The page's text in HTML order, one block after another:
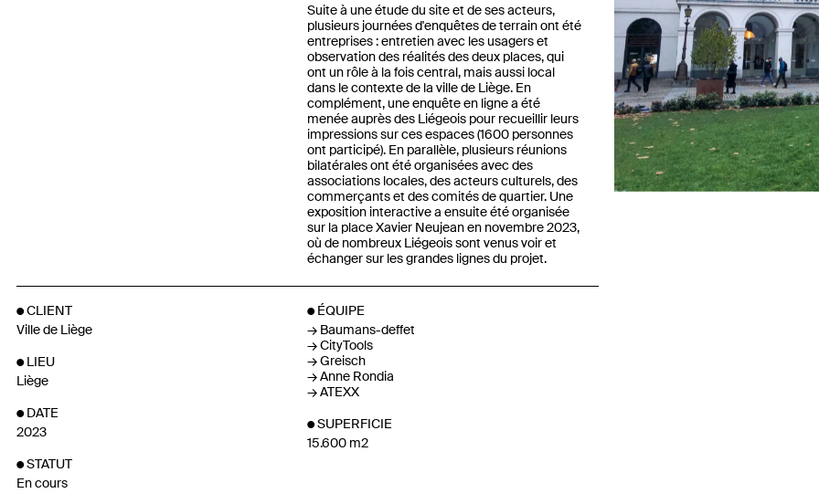
Previous
Suite à une étude du site et de ses acteurs,
plusieurs journées d'enquêtes de terrain ont été
entreprises : entretien avec les usagers et
observation des réalités des deux places, qui
ont un rôle à la fois central, mais aussi local
dans le contexte de la ville de Liège. En
complément, une enquête en ligne a été
menée auprès des Liégeois pour recueillir leurs
impressions sur ces espaces (1600 personnes
ont participé). En parallèle, plusieurs réunions
bilatérales ont été organisées avec des
associations locales, des acteurs culturels, des
commerçants et des comités de quartier. Une
exposition interactive a ensuite été organisée
sur la place Xavier Neujean en novembre 2023,
où de nombreux Liégeois sont venus voir et
échanger sur les grandes lignes du projet.
CLIENT
Ville de Liège
LIEU
Liège
DATE
2023
STATUT
En cours
ÉQUIPE
Baumans-deffet
CityTools
Greisch
Anne Rondia
ATEXX
SUPERFICIE
15.600 m2